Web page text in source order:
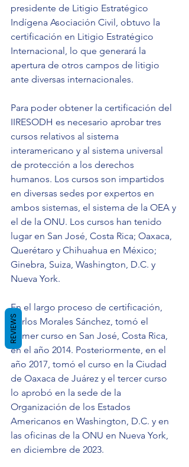
presidente de Litigio Estratégico
Indígena Asociación Civil, obtuvo la
certificación en Litigio Estratégico
Internacional, lo que generará la
apertura de otros campos de litigio
ante diversas internacionales.
Para poder obtener la certificación del
IIRESODH es necesario aprobar tres
cursos relativos al sistema
interamericano y al sistema universal
de protección a los derechos
humanos. Los cursos son impartidos
en diversas sedes por expertos en
ambos sistemas, el sistema de la OEA y
el de la ONU. Los cursos han tenido
lugar en San José, Costa Rica; Oaxaca,
Querétaro y Chihuahua en México;
Ginebra, Suiza, Washington, D.C. y
Nueva York.
En el largo proceso de certificación,
Carlos Morales Sánchez, tomó el
primer curso en San José, Costa Rica,
en el año 2014. Posteriormente, en el
año 2017, tomó el curso en la Ciudad
de Oaxaca de Juárez y el tercer curso
lo aprobó en la sede de la
Organización de los Estados
Americanos en Washington, D.C. y en
las oficinas de la ONU en Nueva York,
en diciembre de 2023.
REVIEWS